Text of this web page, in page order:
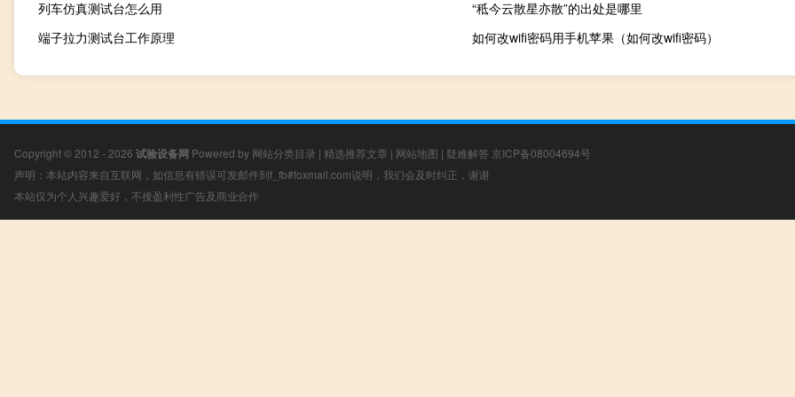
列车仿真测试台怎么用
“秪今云散星亦散”的出处是哪里
端子拉力测试台工作原理
如何改wifi密码用手机苹果（如何改wifi密码）
Copyright © 2012 - 2026 试验设备网 Powered by 网站分类目录 | 精选推荐文章 | 网站地图 | 疑难解答 京ICP备08004694号
声明：本站内容来自互联网，如信息有错误可发邮件到f_fb#foxmail.com说明，我们会及时纠正，谢谢
本站仅为个人兴趣爱好，不接盈利性广告及商业合作